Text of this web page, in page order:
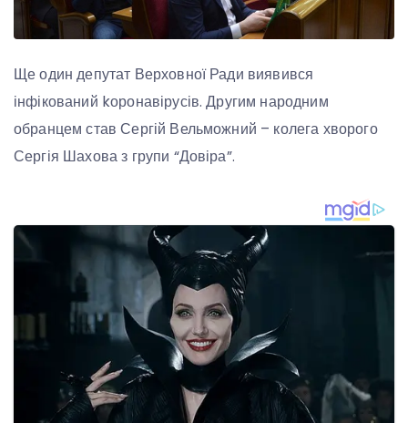
Ще один депутат Верховної Ради виявився
інфікований kоронавірусів. Другим народним
обранцем став Сергій Вельможний – колега хворого
Сергія Шахова з групи “Довіра”.